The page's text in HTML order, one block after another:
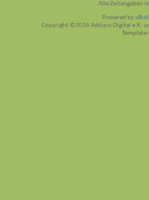
Alle Zeitangaben
Powered by
Copyright ©2026 Adduco Digital e.K.